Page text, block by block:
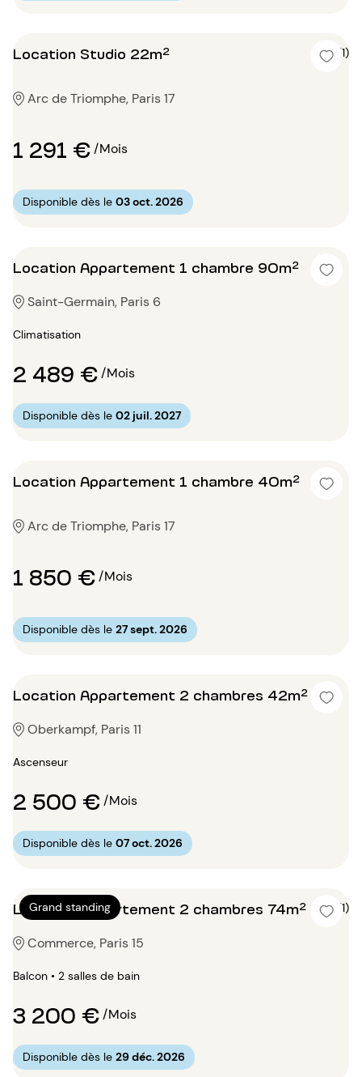
Location Studio 22m² 5 (1)
Arc de Triomphe, Paris 17
1 291 €/Mois
Disponible dès le 03 oct. 2026
Location Appartement 1 chambre 90m²
Saint-Germain, Paris 6
Climatisation
2 489 €/Mois
Disponible dès le 02 juil. 2027
Location Appartement 1 chambre 40m²
Arc de Triomphe, Paris 17
1 850 €/Mois
Disponible dès le 27 sept. 2026
Location Appartement 2 chambres 42m²
Oberkampf, Paris 11
Ascenseur
2 500 €/Mois
Disponible dès le 07 oct. 2026
Grand standing
Location Appartement 2 chambres 74m² 4 (1)
Commerce, Paris 15
Balcon • 2 salles de bain
3 200 €/Mois
Disponible dès le 29 déc. 2026